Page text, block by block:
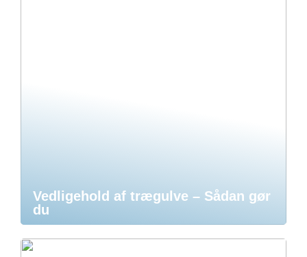
Vedligehold af trægulve – Sådan gør
du